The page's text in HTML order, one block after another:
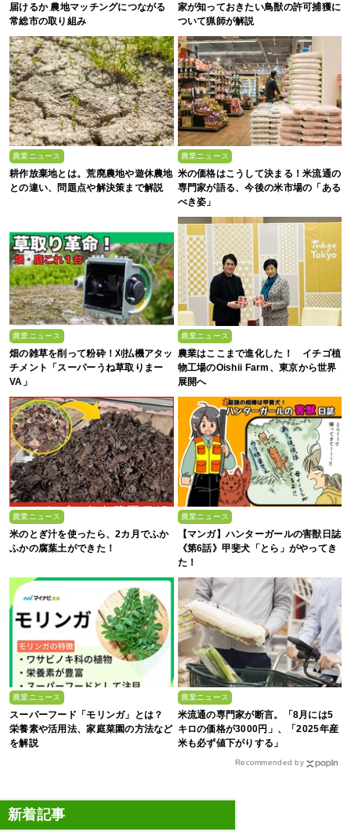
届けるか 農地マッチングにつながる
常総市の取り組み
家が知っておきたい鳥獣の許可捕獲に
ついて猟師が解説
農業ニュース
耕作放棄地とは。荒廃農地や遊休農地
との違い、問題点や解決策まで解説
農業ニュース
米の価格はこうして決まる！米流通の
専門家が語る、今後の米市場の「ある
べき姿」
農業ニュース
畑の雑草を削って粉砕！刈払機アタッ
チメント「スーパーうね草取りまー
VA」
農業ニュース
農業はここまで進化した！ イチゴ植
物工場のOishii Farm、東京から世界
展開へ
農業ニュース
米のとぎ汁を使ったら、2カ月でふか
ふかの腐葉土ができた！
農業ニュース
【マンガ】ハンターガールの害獣日誌
《第6話》甲斐犬「とら」がやってき
た！
農業ニュース
スーパーフード「モリンガ」とは？
栄養素や活用法、家庭菜園の方法など
を解説
農業ニュース
米流通の専門家が断言。「8月には5
キロの価格が3000円」、「2025年産
米も必ず値下がりする」
Recommended by
新着記事